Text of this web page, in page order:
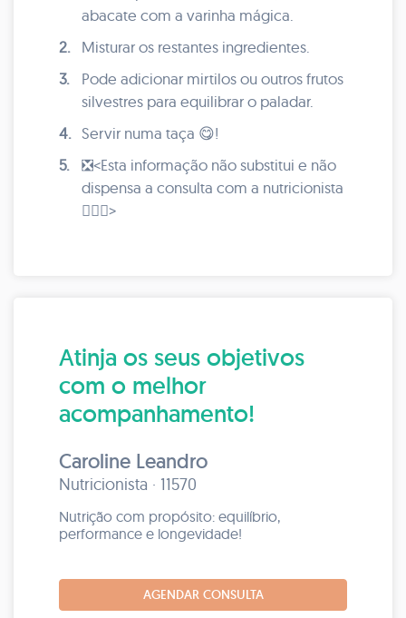
abacate com a varinha mágica.
2.
Misturar os restantes ingredientes.
3.
Pode adicionar mirtilos ou outros frutos
silvestres para equilibrar o paladar.
4.
Servir numa taça 😋!
5.
❎<Esta informação não substitui e não
dispensa a consulta com a nutricionista
👩🏼‍⚕️>
Atinja os seus objetivos
com o melhor
acompanhamento!
Caroline Leandro
Nutricionista · 11570
Nutrição com propósito: equilíbrio,
performance e longevidade!
AGENDAR CONSULTA